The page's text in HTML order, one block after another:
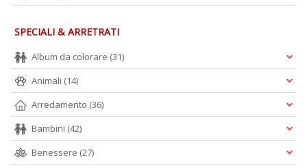
SPECIALI & ARRETRATI
Album da colorare (31)
Animali (14)
Arredamento (36)
Bambini (42)
Benessere (27)